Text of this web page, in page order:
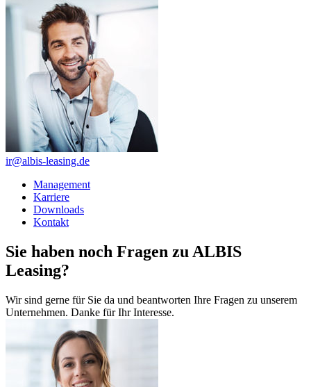
ir@albis-leasing.de
Management
Karriere
Downloads
Kontakt
Sie haben noch Fragen zu ALBIS
Leasing?
Wir sind gerne für Sie da und beantworten Ihre Fragen zu unserem
Unternehmen. Danke für Ihr Interesse.